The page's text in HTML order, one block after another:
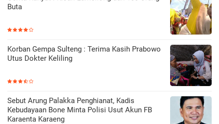
Buta
Korban Gempa Sulteng : Terima Kasih Prabowo
Utus Dokter Keliling
Sebut Arung Palakka Penghianat, Kadis
Kebudayaan Bone Minta Polisi Usut Akun FB
Karaenta Karaeng